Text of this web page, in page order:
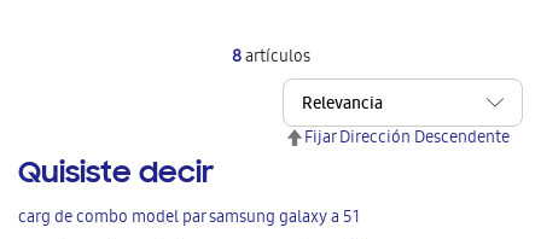
8artículos
Fijar Dirección Descendente
Quisiste decir
carg de combo model par samsung galaxy a 51